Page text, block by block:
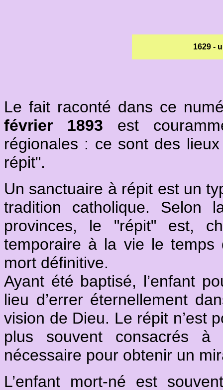
1629 -
Le fait raconté dans ce
février 1893 est
régionales : ce sont des
répit".
Un sanctuaire à répit est un
tradition catholique. Selon
provinces, le "répit" est,
temporaire à la vie le
mort définitive.
Ayant été baptisé, l’enfant
lieu d’errer éternellement
vision de Dieu. Le répit n’est
plus souvent consacrés à
nécessaire pour obtenir un
L’enfant mort-né est